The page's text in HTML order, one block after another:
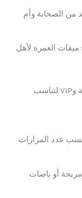
من الصحابة وأم
ميقات العمرة لأهل
تتنوع خيارات السيارات بين الاقتصادية وVIP لتناسب
حسب عدد المزارات
أو باصات